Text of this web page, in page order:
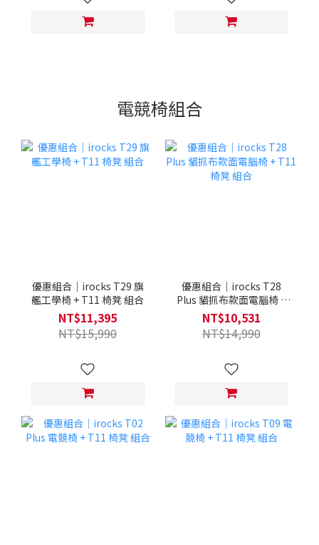
電競椅組合
優惠組合｜irocks T29 旗
艦工學椅 + T11 椅凳 組合
NT$11,395
NT$15,990
優惠組合｜irocks T28
Plus 貓抓布款面電腦椅 +
T11 椅凳 組合
NT$10,531
NT$14,990